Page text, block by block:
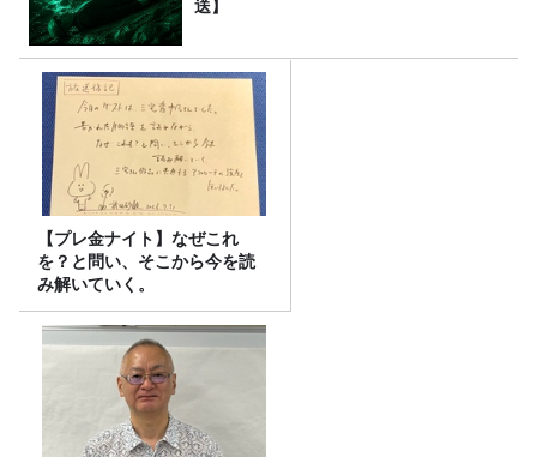
送】
【プレ金ナイト】なぜこれ
を？と問い、そこから今を読
み解いていく。